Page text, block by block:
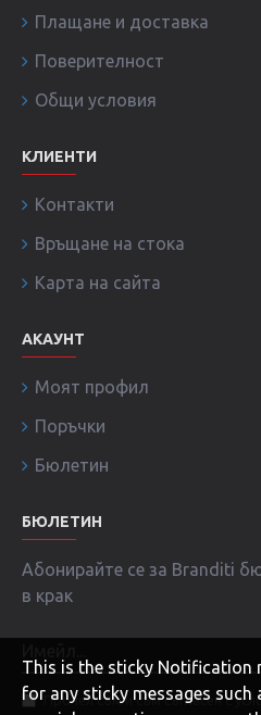
Плащане и доставка
Поверителност
Общи условия
КЛИЕНТИ
Контакти
Връщане на стока
Карта на сайта
АКАУНТ
Моят профил
Поръчки
Бюлетин
БЮЛЕТИН
Абонирайте се за Branditi
в крак
Прочел съм и съм съгласен с
This is the sticky Notification
for any sticky messages such